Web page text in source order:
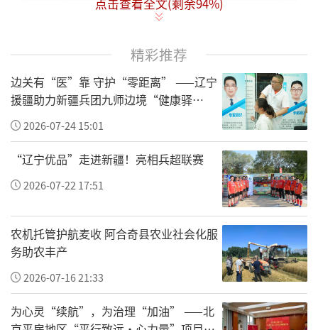
出席活动的部分嘉宾。从左到右依次是：平安健康保险股
份有限公司总经理助理、总精算师丁雯，越南中国总商会
胡志明市分会会长章林，北京大学国际医院党委书记、执
行院长梁军教授，中国驻胡志明市总领事馆副总领事徐
州，越南工商联合会胡志明市分会副主席裴氏宁，环球网
副总经理李留申，胡志明市医疗器械协会主席许富允。
点击查看全文(剩余94%)
精彩推荐
边关有“医”靠 守护“零距离” ——辽宁
援疆助力新疆兵团九师边境“健康驿
站”建设纪实
2026-07-24 15:01
“辽宁优品”走进新疆！亮相兵超联赛
2026-07-22 17:51
农机托管护航麦收 阿合奇县农业社会化服
务助农丰产
2026-07-16 21:33
为心灵“续航”，为治理“加油” ——北